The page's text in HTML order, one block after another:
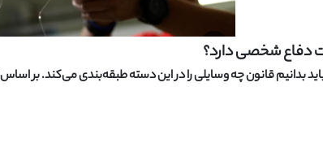
بدانیم قانون چه وسایلی را در این دسته طبقه‌بندی می‌کند. بر